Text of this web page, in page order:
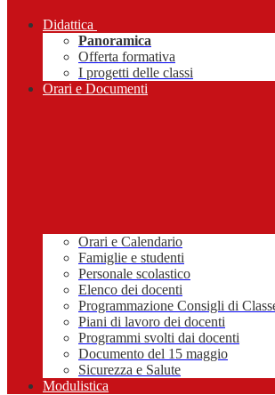
Didattica
Panoramica
Offerta formativa
I progetti delle classi
Orari e Documenti
Orari e Calendario
Famiglie e studenti
Personale scolastico
Elenco dei docenti
Programmazione Consigli di
Piani di lavoro dei docenti
Programmi svolti dai docenti
Documento del 15 maggio
Sicurezza e Salute
Modulistica